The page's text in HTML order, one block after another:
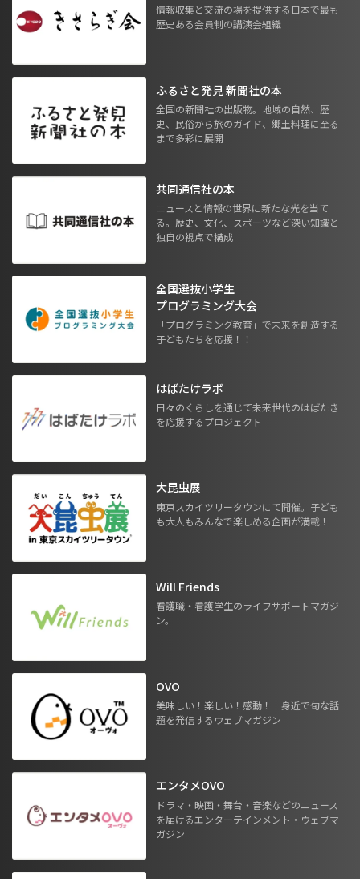
情報収集と交流の場を提供する日本で最も
歴史ある会員制の講演会組織
ふるさと発見 新聞社の本
全国の新聞社の出版物。地域の自然、歴
史、民俗から旅のガイド、郷土料理に至る
まで多彩に展開
共同通信社の本
ニュースと情報の世界に新たな光を当て
る。歴史、文化、スポーツなど深い知識と
独自の視点で構成
全国選抜小学生
プログラミング大会
「プログラミング教育」で未来を創造する
子どもたちを応援！！
はばたけラボ
日々のくらしを通じて未来世代のはばたき
を応援するプロジェクト
大昆虫展
東京スカイツリータウンにて開催。子ども
も大人もみんなで楽しめる企画が満載！
Will Friends
看護職・看護学生のライフサポートマガジ
ン。
OVO
美味しい！楽しい！感動！ 身近で旬な話
題を発信するウェブマガジン
エンタメOVO
ドラマ・映画・舞台・音楽などのニュース
を届けるエンターテインメント・ウェブマ
ガジン